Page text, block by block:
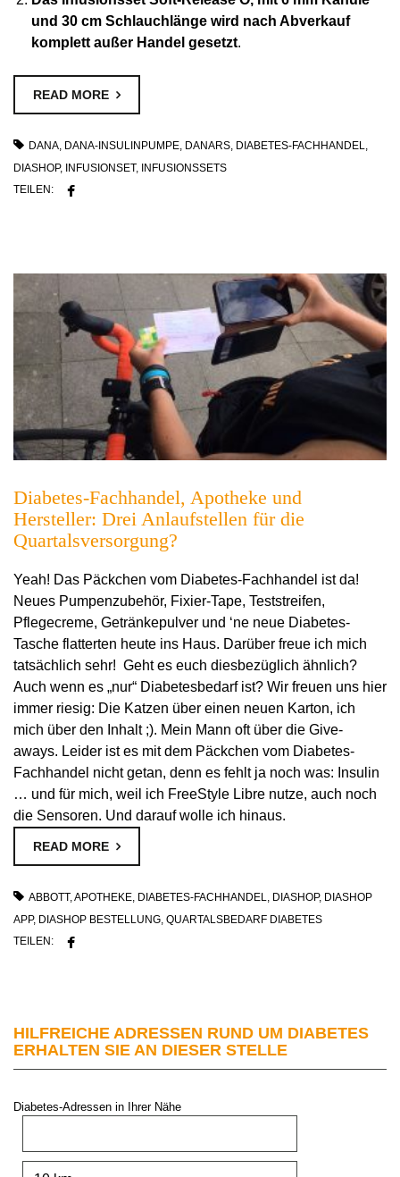
und 30 cm Schlauchlänge wird nach Abverkauf
komplett außer Handel gesetzt.
READ MORE
DANA DANA-INSULINPUMPE DANARS DIABETES-FACHHANDEL
DIASHOP, INFUSIONSET, INFUSIONSSETS
TEILEN:
Diabetes-Fachhandel, Apotheke und
Hersteller: Drei Anlaufstellen für die
Quartalsversorgung?
Yeah! Das Päckchen vom Diabetes-Fachhandel ist da!
Neues Pumpenzubehör, Fixier-Tape, Teststreifen,
Pflegecreme, Getränkepulver und ‘ne neue Diabetes-
Tasche flatterten heute ins Haus. Darüber freue ich mich
tatsächlich sehr! Geht es euch diesbezüglich ähnlich?
Auch wenn es „nur“ Diabetesbedarf ist? Wir freuen uns hier
immer riesig: Die Katzen über einen neuen Karton, ich
mich über den Inhalt ;). Mein Mann oft über die Give-
aways. Leider ist es mit dem Päckchen vom Diabetes-
Fachhandel nicht getan, denn es fehlt ja noch was: Insulin
… und für mich, weil ich FreeStyle Libre nutze, auch noch
die Sensoren. Und darauf wolle ich hinaus.
READ MORE
ABBOTT, APOTHEKE DIABETES-FACHHANDEL DIASHOP, DIASHOP
APP, DIASHOP BESTELLUNG QUARTALSBEDARF DIABETES
TEILEN:
HILFREICHE ADRESSEN RUND UM DIABETES
ERHALTEN SIE AN DIESER STELLE
Diabetes-Adressen in Ihrer Nähe